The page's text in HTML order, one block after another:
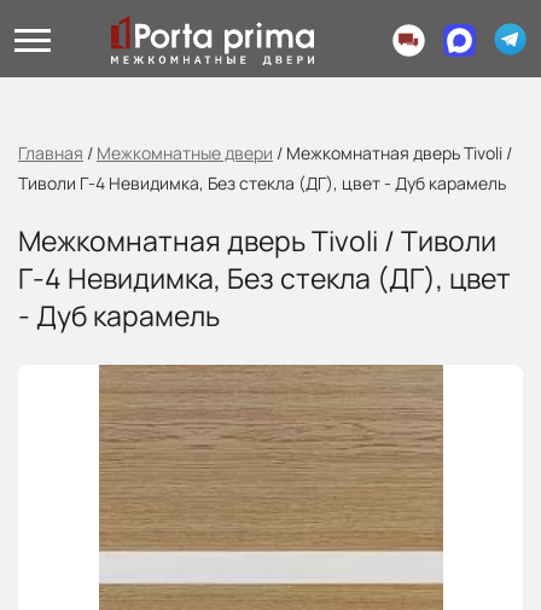
Главная / Межкомнатные двери / Межкомнатная дверь Tivoli /
Тиволи Г-4 Невидимка, Без стекла (ДГ), цвет - Дуб карамель
Межкомнатная дверь Tivoli / Тиволи
Г-4 Невидимка, Без стекла (ДГ), цвет
- Дуб карамель